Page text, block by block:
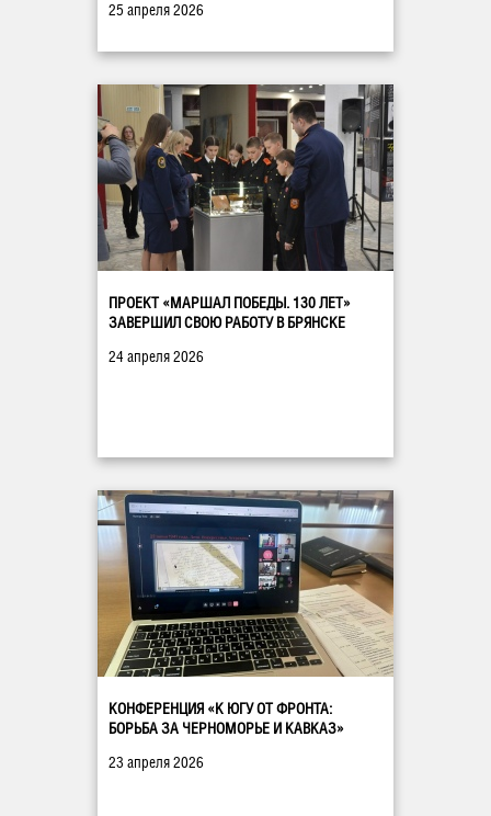
25 апреля 2026
ПРОЕКТ «МАРШАЛ ПОБЕДЫ. 130 ЛЕТ»
ЗАВЕРШИЛ СВОЮ РАБОТУ В БРЯНСКЕ
24 апреля 2026
КОНФЕРЕНЦИЯ «К ЮГУ ОТ ФРОНТА:
БОРЬБА ЗА ЧЕРНОМОРЬЕ И КАВКАЗ»
23 апреля 2026